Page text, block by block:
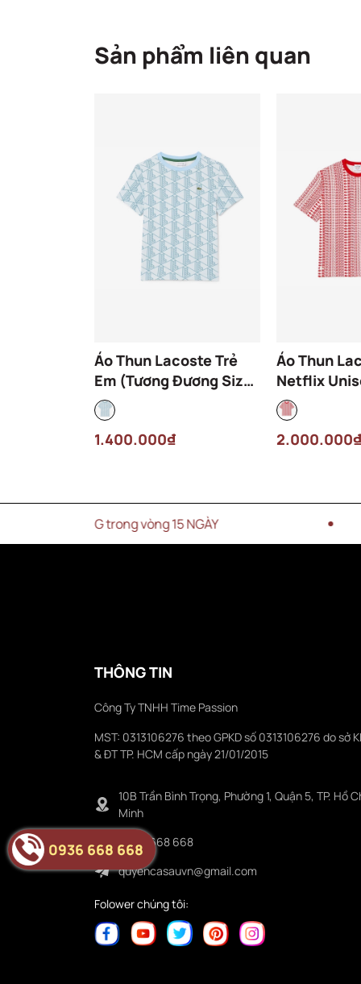
Sản phẩm liên quan
Áo Thun Lacoste Trẻ
Em (Tương Đương Size
XS-S Nữ Người Lớn)
TJ8411-00-HI0 Màu
Xanh Dương
1.400.000₫
Áo Thun
Netflix
Oversize
ME4 Màu Đỏ
2.000.000₫
HÀNG trong vòng 15 NGÀY
THÔNG TIN
Công Ty TNHH Time Passion
MST: 0313106276 theo GPKD số 0313106276 do sở
& ĐT TP. HCM cấp ngày 21/01/2015
10B Trần Bình Trọng, Phường 1, Quận 5, TP. Hồ
Minh
0936 668 668
quyencasauvn@gmail.com
Folower chúng tôi:
0936 668 668